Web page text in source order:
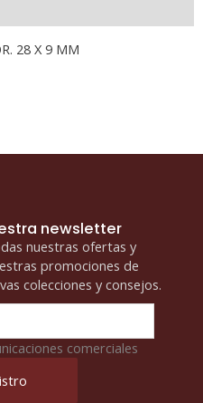
28 X 9 MM
newsletter
nuestras ofertas y
promociones de
colecciones y consejos.
comerciales